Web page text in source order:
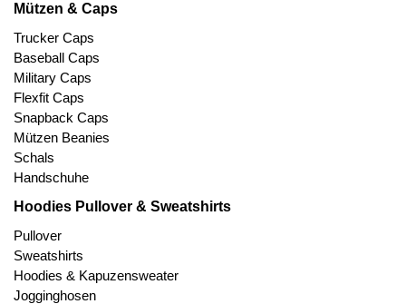
Mützen & Caps
Trucker Caps
Baseball Caps
Military Caps
Flexfit Caps
Snapback Caps
Mützen Beanies
Schals
Handschuhe
Hoodies Pullover & Sweatshirts
Pullover
Sweatshirts
Hoodies & Kapuzensweater
Jogginghosen